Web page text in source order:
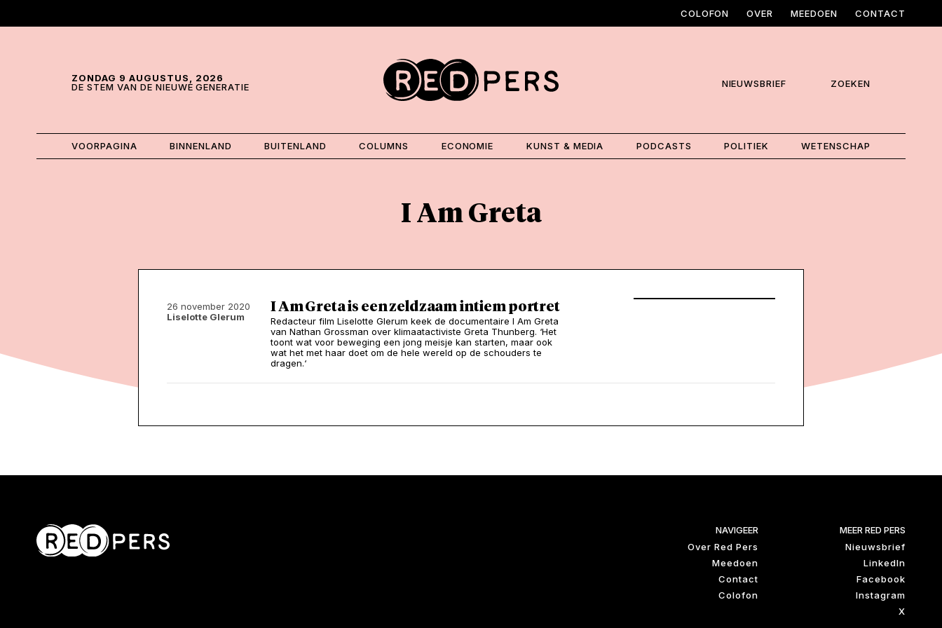
COLOFON OVER MEEDOEN CONTACT
ZONDAG 9 AUGUSTUS, 2026
DE STEM VAN DE NIEUWE GENERATIE
NIEUWSBRIEF ZOEKEN
VOORPAGINA BINNENLAND BUITENLAND COLUMNS ECONOMIE KUNST & MEDIA PODCASTS POLITIEK WETENSCHAP
I Am Greta
26 november 2020
Liselotte Glerum
I Am Greta is een zeldzaam intiem portret
Redacteur film Liselotte Glerum keek de documentaire I Am Greta
van Nathan Grossman over klimaatactiviste Greta Thunberg. ‘Het
toont wat voor beweging een jong meisje kan starten, maar ook
wat het met haar doet om de hele wereld op de schouders te
dragen.‘
NAVIGEER
Over Red Pers
Meedoen
Contact
Colofon
MEER RED PERS
Nieuwsbrief
LinkedIn
Facebook
Instagram
X